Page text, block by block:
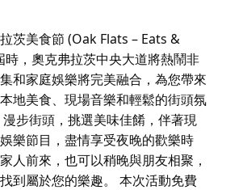
茨美食節 (Oak Flats – Eats &
時，奧克弗拉茨中央大道將熱鬧非
和家庭娛樂將完美融合，為您帶來
地美食、現場音樂和輕鬆的街頭氛
步街頭，挑選美味佳餚，伴著現
樂節目，盡情享受夜晚的歡樂時
人前來，也可以稍晚與朋友相聚，
到屬於您的樂趣。 本次活動免費